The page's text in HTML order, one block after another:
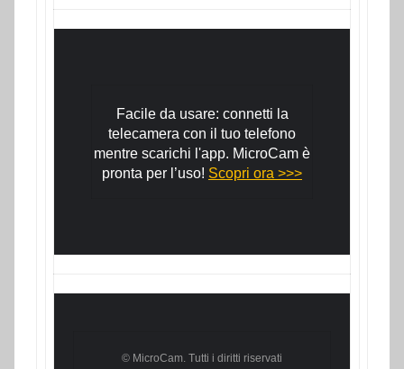
Facile da usare: connetti la
telecamera con il tuo telefono
mentre scarichi l'app. MicroCam è
pronta per l’uso! Scopri ora >>>
© MicroCam. Tutti i diritti riservati